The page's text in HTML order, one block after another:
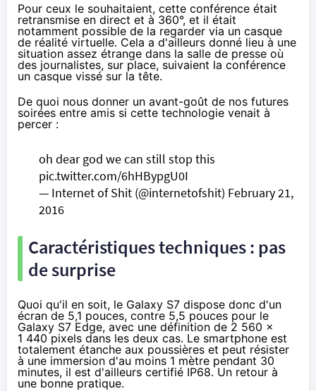
Pour ceux le souhaitaient, cette conférence était
retransmise en direct et à 360°, et il était
notamment possible de la regarder via un casque
de réalité virtuelle. Cela a d'ailleurs donné lieu à une
situation assez étrange dans la salle de presse où
des journalistes, sur place, suivaient la conférence
un casque vissé sur la tête.
De quoi nous donner un avant-goût de nos futures
soirées entre amis si cette technologie venait à
percer :
oh dear god we can still stop this
pic.twitter.com/6hHBypgU0I
— Internet of Shit (@internetofshit) February 21,
2016
Caractéristiques techniques : pas
de surprise
Quoi qu'il en soit, le Galaxy S7 dispose donc d'un
écran de 5,1 pouces, contre 5,5 pouces pour le
Galaxy S7 Edge, avec une définition de 2 560 x
1 440 pixels dans les deux cas. Le smartphone est
totalement étanche aux poussières et peut résister
à une immersion d'au moins 1 mètre pendant 30
minutes, il est d'ailleurs certifié IP68. Un retour à
une bonne pratique.